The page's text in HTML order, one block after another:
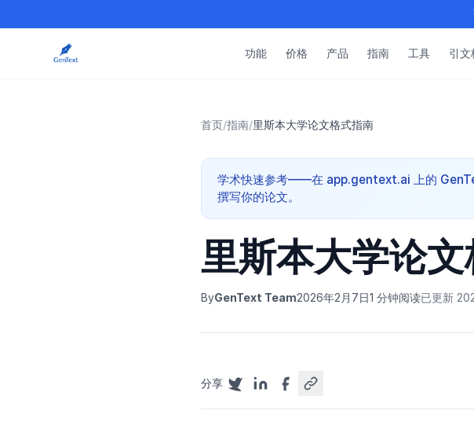
功能 价格 产品 指南 工具 引文
首页/指南/里斯本大学论文格式指南
学术快速参考——在 app.gentext.ai 上的
撰写你的论文。
里斯本大学论
ByGenText Team2026年2月7日1 分钟阅读已更新
分享